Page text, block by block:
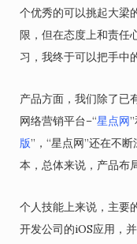
个优秀的可以挑起大梁
限，但在态度上和责任
习，我终于可以把手中
产品方面，我们除了已
网络营销平台–“星点网
版”，“星点网”还在不
本，总体来说，产品布
个人技能上来说，主要
开发公司的iOS应用，